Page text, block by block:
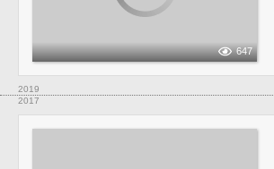
647
2019
2017